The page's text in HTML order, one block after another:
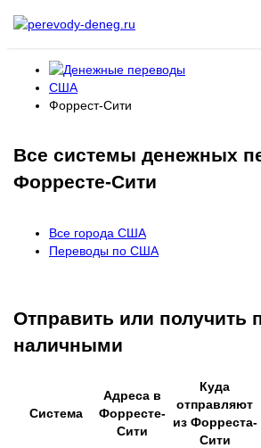
США
Форрест-Сити
Все системы денежных
Форресте-Сити
Все города США
Переводы по США
Отправить или получить
наличными
Система
Адреса в
Форресте-
Сити
Куда
отправляют
из Форреста-
Сити